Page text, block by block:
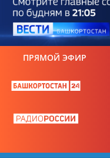
ПРЯМОЙ ЭФИР